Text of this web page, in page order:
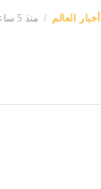
أخبار العالم منذ 5 ساعات